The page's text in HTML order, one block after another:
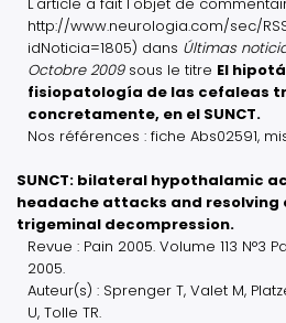
http://www.neurologia.com/sec/
idNoticia=1805) dans Últimas
Octobre 2009sous le titre El
fisiopatología de las cefaleas
concretamente, en el SUNCT.
Nos références : fiche Abs02591,
SUNCT: bilateral hypothalamic
headache attacks and
trigeminal decompression.
Revue : Pain 2005. Volume 113 N°3
2005.
Auteur(s) : Sprenger T, Valet M,
U, Tolle TR.